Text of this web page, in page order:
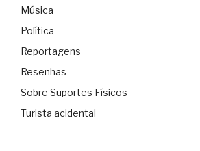
Música
Política
Reportagens
Resenhas
Sobre Suportes Físicos
Turista acidental